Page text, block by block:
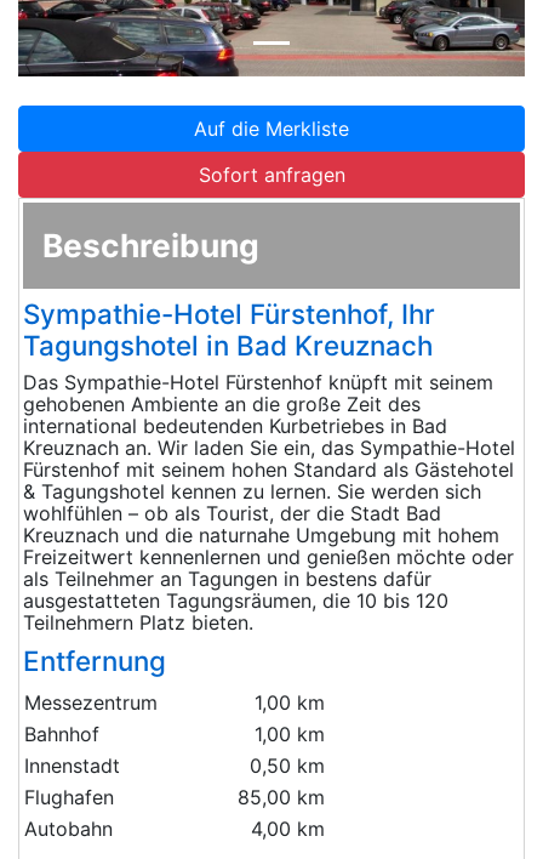
Auf die Merkliste
Sofort anfragen
Beschreibung
Sympathie-Hotel Fürstenhof, Ihr
Tagungshotel in Bad Kreuznach
Das Sympathie-Hotel Fürstenhof knüpft mit seinem
gehobenen Ambiente an die große Zeit des
international bedeutenden Kurbetriebes in Bad
Kreuznach an. Wir laden Sie ein, das Sympathie-Hotel
Fürstenhof mit seinem hohen Standard als Gästehotel
& Tagungshotel kennen zu lernen. Sie werden sich
wohlfühlen – ob als Tourist, der die Stadt Bad
Kreuznach und die naturnahe Umgebung mit hohem
Freizeitwert kennenlernen und genießen möchte oder
als Teilnehmer an Tagungen in bestens dafür
ausgestatteten Tagungsräumen, die 10 bis 120
Teilnehmern Platz bieten.
Entfernung
Messezentrum
1,00 km
Bahnhof
1,00 km
Innenstadt
0,50 km
Flughafen
85,00 km
Autobahn
4,00 km